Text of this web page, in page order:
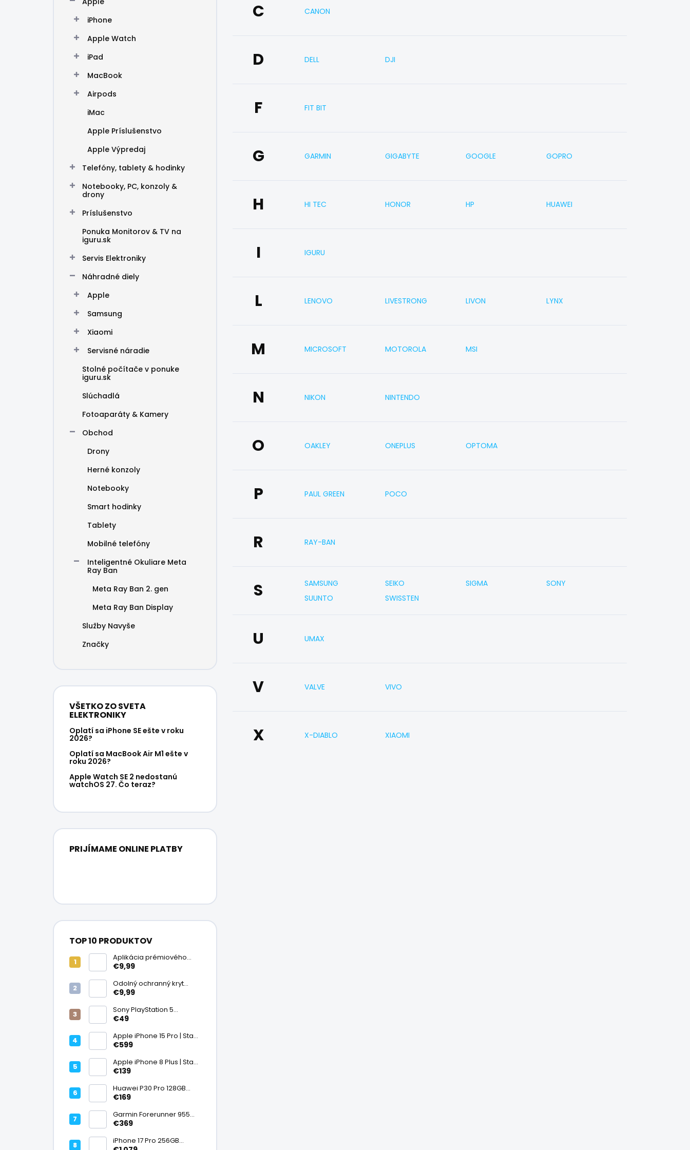
iPhone
Apple Watch
iPad
MacBook
Airpods
iMac
Apple Príslušenstvo
Apple Výpredaj
Telefóny, tablety & hodinky
Notebooky, PC, konzoly &
drony
Príslušenstvo
Ponuka Monitorov & TV na
iguru.sk
Servis Elektroniky
Náhradné diely
Apple
Samsung
Xiaomi
Servisné náradie
Stolné počítače v ponuke
iguru.sk
Slúchadlá
Fotoaparáty & Kamery
Obchod
Drony
Herné konzoly
Notebooky
Smart hodinky
Tablety
Mobilné telefóny
Inteligentné Okuliare Meta
Ray Ban
Meta Ray Ban 2. gen
Meta Ray Ban Display
Služby Navyše
Značky
VŠETKO ZO SVETA
ELEKTRONIKY
Oplatí sa iPhone SE ešte v roku
2026?
Oplatí sa MacBook Air M1 ešte v
roku 2026?
Apple Watch SE 2 nedostanú
watchOS 27. Čo teraz?
PRIJÍMAME ONLINE PLATBY
TOP 10 PRODUKTOV
Aplikácia prémiového
ochranného skla na
€9,99
Odolný ochranný kryt
transparentný
€9,99
Sony PlayStation 5
DualSense bezdrôtový
Vynikajúci – A
€49
Apple iPhone 15 Pro | Stav:
Vynikajúci – A
€599
Apple iPhone 8 Plus | Stav:
Vynikajúci – A
€139
Huawei P30 Pro 128GB
Black, Kirin 980, Leica 40
6,47" OLED, IP68 | Stav:
Vynikajúci – A
€169
Garmin Forerunner 955
Black, multisport GPS
batéria 15 dní, ECG,
€369
iPhone 17 Pro 256GB
C CANON
D DELL DJI
F FIT BIT
G GARMIN GIGABYTE GOOGLE GOPRO
H HI TEC HONOR HP HUAWEI
I IGURU
L LENOVO LIVESTRONG LIVON LYNX
M MICROSOFT MOTOROLA MSI
N NIKON NINTENDO
O OAKLEY ONEPLUS OPTOMA
P PAUL GREEN POCO
R RAY-BAN
S SAMSUNG SEIKO SIGMA
SONY
SUUNTO
SWISSTEN
U UMAX
V VALVE VIVO
X X-DIABLO XIAOMI